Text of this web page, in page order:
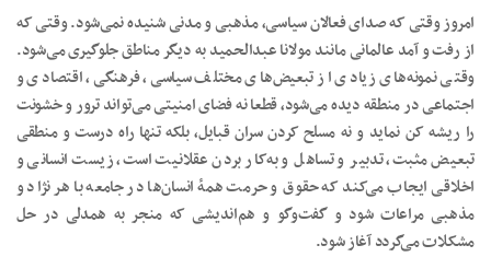
امروز وقتی که صدای فعالان سیاسی، مذهبی و مدنی شنیده نمی‌شود. وقتی که
از رفت و آمد عالمانی مانند مولانا عبدالحمید به دیگر مناطق جلوگیری می‌شود.
وقتی نمونه‌های زیادی از تبعیض‌های مختلف سیاسی، فرهنگی، اقتصادی و
اجتماعی در منطقه دیده می‌شود، قطعا نه فضای امنیتی می‌تواند ترور و خشونت
را ریشه کن نماید و نه مسلح کردن سران قبایل، بلکه تنها راه درست و منطقی
تبعیض مثبت، تدبیر و تساهل و به‌کار بردن عقلانیت است، زیست انسانی و
اخلاقی ایجاب می‌کند که حقوق و حرمت همۀ انسان‌ها در جامعه با هر نژاد و
مذهبی مراعات شود و گفت‌وگو و هم‌اندیشی که منجر به همدلی در حل
مشکلات می‌گردد آغاز شود.